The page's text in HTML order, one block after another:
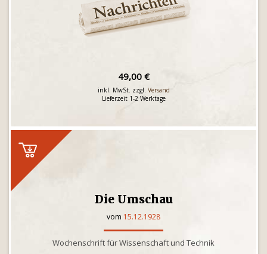
49,00 €
inkl. MwSt. zzgl. Versand
Lieferzeit 1-2 Werktage
Die Umschau
vom 15.12.1928
Wochenschrift für Wissenschaft und Technik